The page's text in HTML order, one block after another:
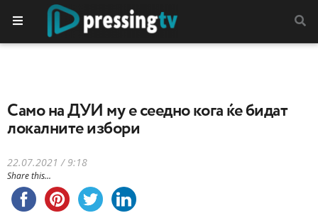
Само на ДУИ му е сеедно кога ќе бидат
локалните избори
22.07.2021 / 9:18
Share this...